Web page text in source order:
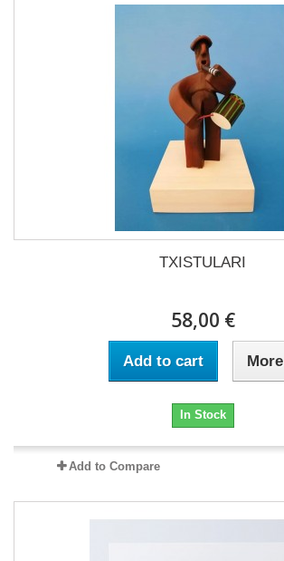
TXISTULARI
58,00 €
Add to cart More
In Stock
Add to Compare